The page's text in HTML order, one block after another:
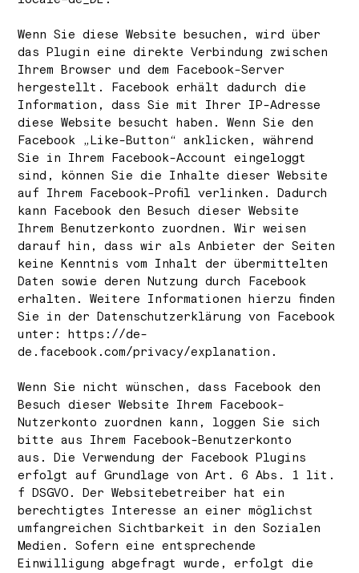
Wenn Sie diese Website besuchen, wird über
das Plugin eine direkte Verbindung zwischen
Ihrem Browser und dem Facebook-Server
hergestellt. Facebook erhält dadurch die
Information, dass Sie mit Ihrer IP-Adresse
diese Website besucht haben. Wenn Sie den
Facebook „Like-Button“ anklicken, während
Sie in Ihrem Facebook-Account eingeloggt
sind, können Sie die Inhalte dieser Website
auf Ihrem Facebook-Profil verlinken. Dadurch
kann Facebook den Besuch dieser Website
Ihrem Benutzerkonto zuordnen. Wir weisen
darauf hin, dass wir als Anbieter der Seiten
keine Kenntnis vom Inhalt der übermittelten
Daten sowie deren Nutzung durch Facebook
erhalten. Weitere Informationen hierzu finden
Sie in der Datenschutzerklärung von Facebook
unter: https://de-
de.facebook.com/privacy/explanation.
Wenn Sie nicht wünschen, dass Facebook den
Besuch dieser Website Ihrem Facebook-
Nutzerkonto zuordnen kann, loggen Sie sich
bitte aus Ihrem Facebook-Benutzerkonto
aus. Die Verwendung der Facebook Plugins
erfolgt auf Grundlage von Art. 6 Abs. 1 lit.
f DSGVO. Der Websitebetreiber hat ein
berechtigtes Interesse an einer möglichst
umfangreichen Sichtbarkeit in den Sozialen
Medien. Sofern eine entsprechende
Einwilligung abgefragt wurde, erfolgt die